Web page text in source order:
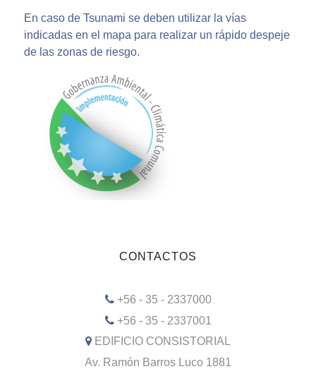
En caso de Tsunami se deben utilizar la vías
indicadas en el mapa para realizar un rápido despeje
de las zonas de riesgo.
CONTACTOS
+56 - 35 - 2337000
+56 - 35 - 2337001
EDIFICIO CONSISTORIAL
Av. Ramón Barros Luco 1881